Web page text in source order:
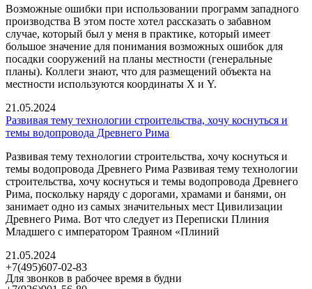
Возможные ошибки при использовании программ западного
производства В этом посте хотел рассказать о забавном
случае, который был у меня в практике, который имеет
большое значение для понимания возможных ошибок для
посадки сооружений на планы местности (генеральные
планы). Коллеги знают, что для размещений объекта на
местности используются координаты Х и Y.
21.05.2024
Развивая тему технологии строительства, хочу коснуться и
темы водопровода Древнего Рима
Развивая тему технологии строительства, хочу коснуться и
темы водопровода Древнего Рима Развивая тему технологии
строительства, хочу коснуться и темы водопровода Древнего
Рима, поскольку наряду с дорогами, храмами и банями, он
занимает одно из самых значительных мест Цивилизации
Древнего Рима. Вот что следует из Переписки Плиния
Младшего с императором Траяном «Плиний
21.05.2024
+7(495)607-02-83
Для звонков в рабочее время в будни